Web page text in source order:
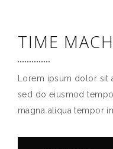
TIME
Lorem ipsum dolor sit
sed do eiusmod
magna aliqua tempor